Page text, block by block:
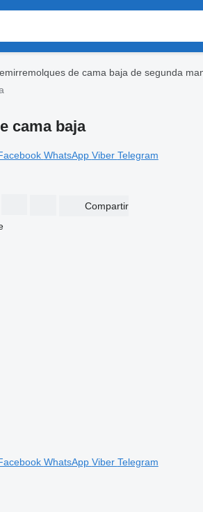
de cama baja de segunda
cama baja
WhatsApp Viber Telegram
Compartir
WhatsApp Viber Telegram